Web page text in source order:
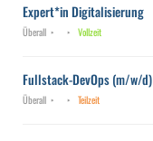
Expert*in Digitalisierung
Überall Vollzeit
Fullstack-DevOps (m/w/d)
Überall Teilzeit